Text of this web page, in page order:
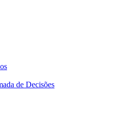
de Decisões